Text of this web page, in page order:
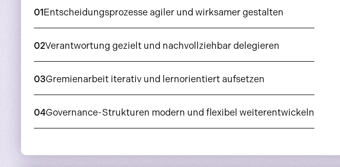
01Entscheidungsprozesse agiler und wirksamer gestalten
02Verantwortung gezielt und nachvollziehbar delegieren
03Gremienarbeit iterativ und lernorientiert aufsetzen
04Governance-Strukturen modern und flexibel weiterentwickeln